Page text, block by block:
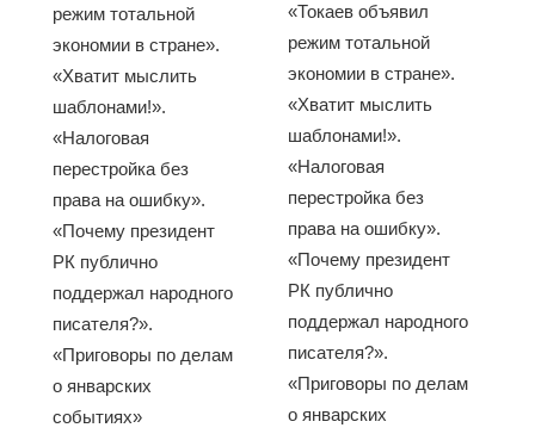
режим тотальной
экономии в стране».
«Хватит мыслить
шаблонами!».
«Налоговая
перестройка без
права на ошибку».
«Почему президент
РК публично
поддержал народного
писателя?».
«Приговоры по делам
о январских
событиях»
«Токаев объявил
режим тотальной
экономии в стране».
«Хватит мыслить
шаблонами!».
«Налоговая
перестройка без
права на ошибку».
«Почему президент
РК публично
поддержал народного
писателя?».
«Приговоры по делам
о январских